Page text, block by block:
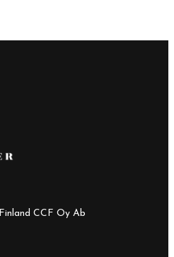
39,90€
CCF Oy Ab